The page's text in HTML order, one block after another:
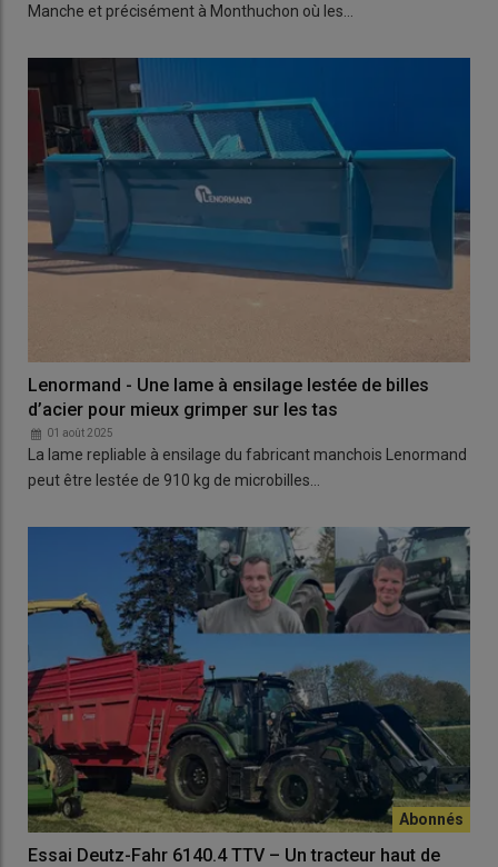
Manche et précisément à Monthuchon où les…
Lenormand - Une lame à ensilage lestée de billes
d’acier pour mieux grimper sur les tas
01 août 2025
La lame repliable à ensilage du fabricant manchois Lenormand
peut être lestée de 910 kg de microbilles…
Essai Deutz-Fahr 6140.4 TTV – Un tracteur haut de